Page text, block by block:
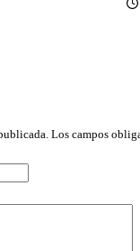
Los campos